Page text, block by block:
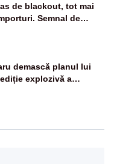
de blackout, tot mai
Semnal de
în energie
demască planul lui
explozivă a
la Realitatea PLUS